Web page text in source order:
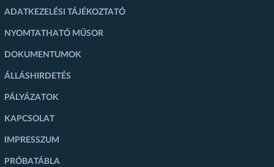
ADATKEZELÉSI TÁJÉKOZTATÓ
NYOMTATHATÓ MŰSOR
DOKUMENTUMOK
ÁLLÁSHIRDETÉS
PÁLYÁZATOK
KAPCSOLAT
IMPRESSZUM
PRÓBATÁBLA